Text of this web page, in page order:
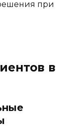
при
в